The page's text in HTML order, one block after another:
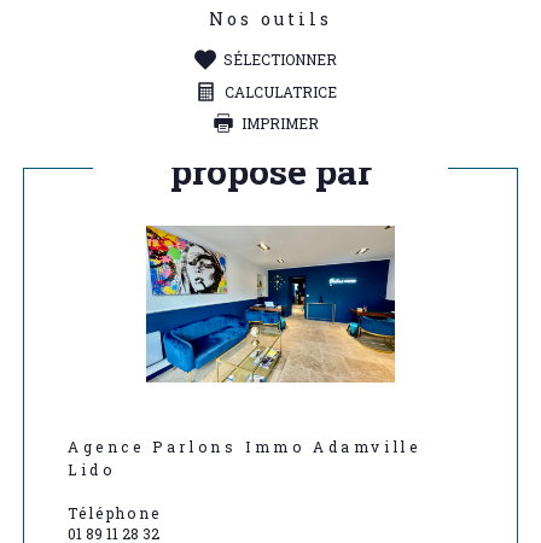
Nos outils
SÉLECTIONNER
CALCULATRICE
IMPRIMER
Ce bien vous est
proposé par
Agence Parlons Immo Adamville
Lido
Téléphone
01 89 11 28 32